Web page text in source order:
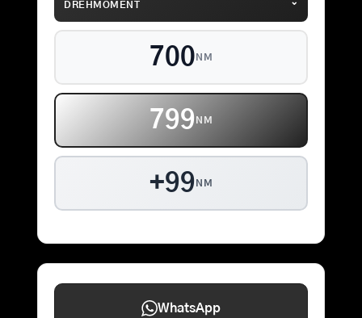
DREHMOMENT
700 NM
799 NM
+99 NM
WhatsApp